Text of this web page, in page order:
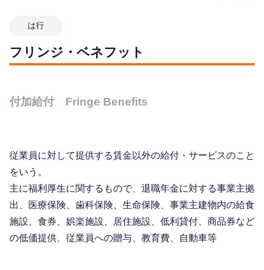
は行
フリンジ・ベネフット
付加給付 Fringe Benefits
従業員に対して提供する賃金以外の給付・サービスのこと
をいう。
主に福利厚生に関するもので、退職年金に対する事業主拠
出、医療保険、歯科保険、生命保険、事業主建物内の給食
施設、食券、娯楽施設、居住施設、低利貸付、商品券など
の低価提供、従業員への贈与、教育費、自動車等